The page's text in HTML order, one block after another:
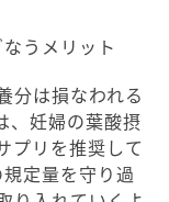
うメリット
分は損なわれる
、妊婦の葉酸摂
プリを推奨して
定量を守り過